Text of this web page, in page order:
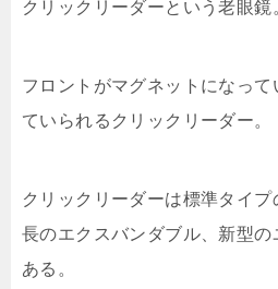
クリックリーダーという老眼鏡
フロントがマグネットになっ
ていられるクリックリーダー。
クリックリーダーは標準タイ
長のエクスバンダブル、新型の
ある。